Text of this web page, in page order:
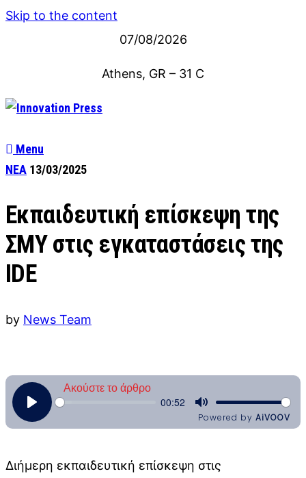
Skip to the content
07/08/2026
Athens, GR – 31 C
Menu
ΝΕΑ 13/03/2025
Εκπαιδευτική επίσκεψη της
ΣΜΥ στις εγκαταστάσεις της
IDE
by News Team
Διήμερη εκπαιδευτική επίσκεψη στις